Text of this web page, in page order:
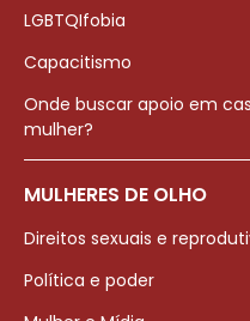
LGBTQIfobia
Capacitismo
Onde buscar apoio em
mulher?
MULHERES DE OLHO
Direitos sexuais e
Política e poder